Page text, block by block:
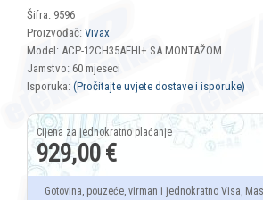
Šifra: 9596
Proizvođač: Vivax
Model: ACP-12CH35AEHI+ SA MONTAŽOM
Jamstvo: 60 mjeseci
Isporuka: (Pročitajte uvjete dostave i isporuke)
929,00 €
Gotovina, pouzeće, virman i jednokratno Visa,